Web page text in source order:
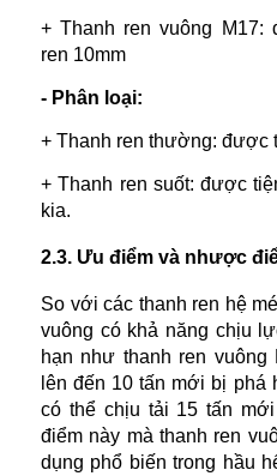
+ Thanh ren vuông M17:
ren 10mm
- Phân loại:
+ Thanh ren thường: được
+ Thanh ren suốt: được
kia.
2.3. Ưu điểm và nhược
So với các thanh ren hệ
vuông có khả năng chịu
hạn như thanh ren vuông
lên đến 10 tấn mới bị phá
có thể chịu tải 15 tấn
điểm này mà thanh ren
dụng phổ biến trong hầu